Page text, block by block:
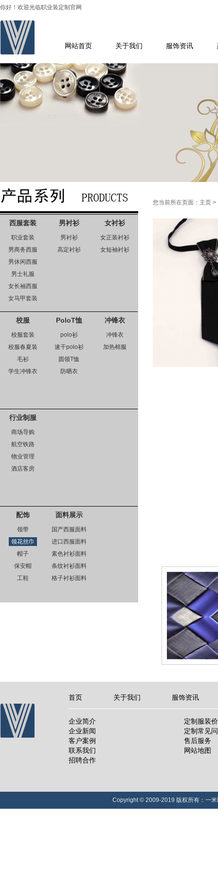
你好！欢迎光临职业装定制官网
网站首页 关于我们 服饰资讯
西服套装
职业套装
男商务西服
男休闲西服
男士礼服
女长袖西服
女马甲套装
男衬衫
男衬衫
高定衬衫
女衬衫
女正装衬衫
女短袖衬衫
校服
校服套装
校服春夏装
毛衫
学生冲锋衣
PoloT恤
polo衫
速干polo衫
圆领T恤
防晒衣
冲锋衣
冲锋衣
加热棉服
行业制服
商场导购
航空铁路
物业管理
酒店客房
配饰
领带
领花丝巾
帽子
保安帽
工鞋
面料展示
国产西服面料
进口西服面料
素色衬衫面料
条纹衬衫面料
格子衬衫面料
您当前所在页面： 主页>
首页 关于我们 服饰资讯
企业简介
企业新闻
客户案例
联系我们
招聘合作
定制服装
定制常见
售后服务
网站地图
Copyright © 2009-2019 版权所有：一